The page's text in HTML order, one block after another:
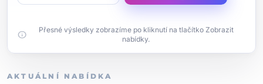
info
Přesné výsledky zobrazíme po kliknutí na tlačítko Zobrazit
nabídky.
AKTUÁLNÍ NABÍDKA